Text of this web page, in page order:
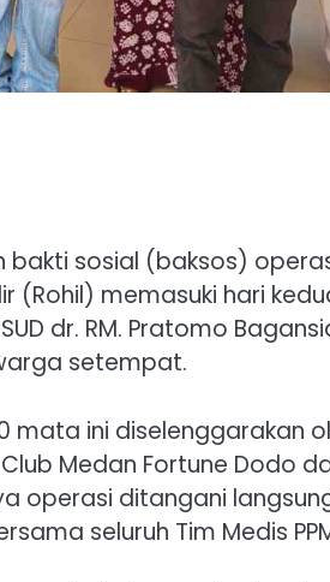
bakti sosial (baksos)
(Rohil) memasuki hari
dr. RM. Pratomo
setempat.
ini diselenggarakan
Medan Fortune Dodo
operasi ditangani
seluruh Tim Medis